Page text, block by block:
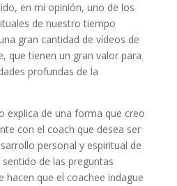
en mi opinión, uno de los
de nuestro tiempo
gran cantidad de vídeos de
que tienen un gran valor para
profundas de la
explica de una forma que creo
con el coach que desea ser
personal y espiritual de
de las preguntas
hacen que el coachee indague